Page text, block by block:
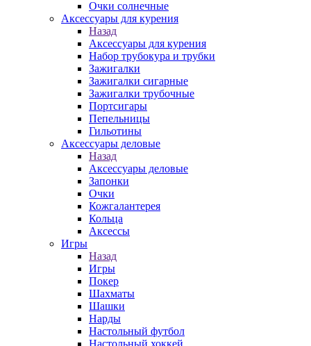
Очки солнечные
Аксессуары для курения
Назад
Аксессуары для курения
Набор трубокура и трубки
Зажигалки
Зажигалки сигарные
Зажигалки трубочные
Портсигары
Пепельницы
Гильотины
Аксессуары деловые
Назад
Аксессуары деловые
Запонки
Очки
Кожгалантерея
Кольца
Аксессы
Игры
Назад
Игры
Покер
Шахматы
Шашки
Нарды
Настольный футбол
Настольный хоккей